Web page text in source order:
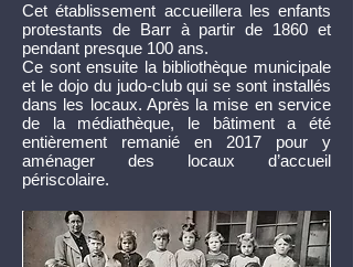
Cet établissement accueillera les enfants
protestants de Barr à partir de 1860 et
pendant presque 100 ans.
Ce sont ensuite la bibliothèque municipale
et le dojo du judo-club qui se sont installés
dans les locaux. Après la mise en service
de la médiathèque, le bâtiment a été
entièrement remanié en 2017 pour y
aménager des locaux d’accueil
périscolaire.